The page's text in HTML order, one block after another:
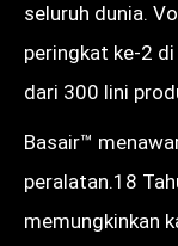
seluruh dunia.
peringkat ke-2 di
dari 300 lini
Basair™
peralatan.18
memungkinkan